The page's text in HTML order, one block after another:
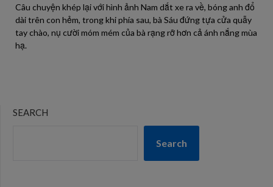
Câu chuyện khép lại với hình ảnh Nam dắt xe ra về, bóng anh đổ
dài trên con hẻm, trong khi phía sau, bà Sáu đứng tựa cửa quẫy
tay chào, nụ cười móm mém của bà rạng rỡ hơn cả ánh nắng mùa
hạ.
SEARCH
Search